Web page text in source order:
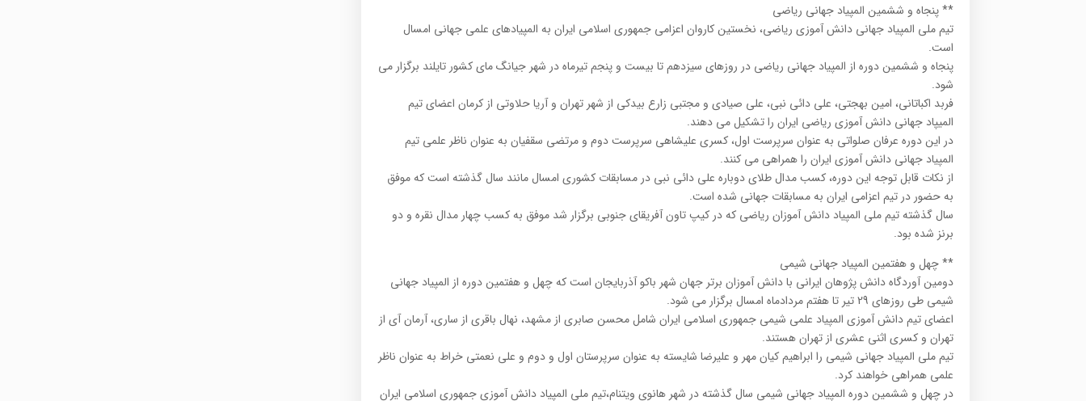
** پنجاه و ششمین المپیاد جهانی ریاضی
تیم ملی المپیاد جهانی دانش آموزی ریاضی، نخستین کاروان اعزامی جمهوری اسلامی ایران به المپیادهای علمی جهانی امسال
است.
پنجاه و ششمین دوره از المپیاد جهانی ریاضی در روزهای سیزدهم تا بیست و پنجم تیرماه در شهر جیانگ مای کشور تایلند برگزار می
شود.
فربد اکباتانی، امین بهجتی، علی دائی نبی، علی صیادی و مجتبی زارع بیدکی از شهر تهران و آریا حلاوتی از کرمان اعضای تیم
المیپاد جهانی دانش آموزی ریاضی ایران را تشکیل می دهند.
در این دوره عرفان صلواتی به عنوان سرپرست اول، کسری علیشاهی سرپرست دوم و مرتضی سقفیان به عنوان ناظر علمی تیم
المپیاد جهانی دانش آموزی ایران را همراهی می کنند.
از نکات قابل توجه این دوره، کسب مدال طلای دوباره علی دائی نبی در مسابقات کشوری امسال مانند سال گذشته است که موفق
به حضور در تیم اعزامی ایران به مسابقات جهانی شده است.
سال گذشته تیم ملی المپیاد دانش آموزان ریاضی که در کیپ تاون آفریقای جنوبی برگزار شد موفق به کسب چهار مدال نقره و دو
برنز شده بود.
** چهل و هفتمین المپیاد جهانی شیمی
دومین آوردگاه دانش پژوهان ایرانی با دانش آموزان برتر جهان شهر باکو آذربایجان است که چهل و هفتمین دوره از المپیاد جهانی
شیمی طی روزهای 29 تیر تا هفتم مردادماه امسال برگزار می شود.
اعضای تیم دانش آموزی المپیاد علمی شیمی جمهوری اسلامی ایران شامل محسن صابری از مشهد، نهال باقری از ساری، آرمان آی از
تهران و کسری اثنی عشری از تهران هستند.
تیم ملی المپیاد جهانی شیمی را ابراهیم کیان مهر و علیرضا شایسته به عنوان سرپرستان اول و دوم و علی نعمتی خراط به عنوان ناظر
علمی همراهی خواهند کرد.
در چهل و ششمین دوره المپیاد جهانی شیمی سال گذشته در شهر هانوی ویتنام،تیم ملی المپیاد دانش آموزی جمهوری اسلامی ایران